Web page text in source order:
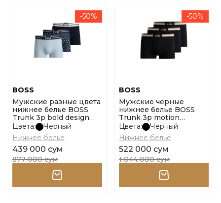
-50%
BOSS
Мужские разные цвета
нижнее белье BOSS
Trunk 3p bold design
10267399 01 размер m
Цвета:
Черный
Нижнее белье
439 000 сум
877 000 сум
-50%
BOSS
Мужские черные
нижнее белье BOSS
Trunk 3p motion
10260345 01 размер m
Цвета:
Черный
Нижнее белье
522 000 сум
1 044 000 сум